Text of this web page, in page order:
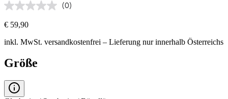
(0)
€ 59,90
inkl. MwSt. versandkostenfrei – Lieferung nur innerhalb Österreichs
Größe